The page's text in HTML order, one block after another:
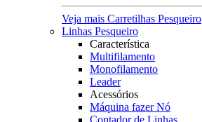
Veja mais Carretilhas Pesqueiro
Linhas Pesqueiro
Característica
Multifilamento
Monofilamento
Leader
Acessórios
Máquina fazer Nó
Contador de Linhas